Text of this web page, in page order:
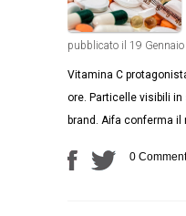
pubblicato il 19
Vitamina C
ore. Particelle visibili
brand. Aifa conferma il
0